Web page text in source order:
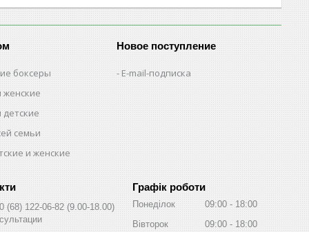
боксеры
женские
семьи
и женские
Новое поступление
E-mail-подписка
(68) 122-06-82 9.00-18.00
Графік роботи
Понеділок 09:00
18:00
Вівторок
09:00
18:00